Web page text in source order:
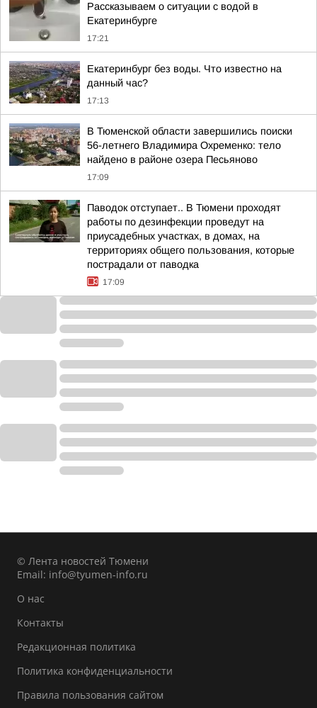
Рассказываем о ситуации с водой в
Екатеринбурге
17:21
Екатеринбург без воды. Что известно на
данный час?
17:13
В Тюменской области завершились поиски
56-летнего Владимира Охременко: тело
найдено в районе озера Песьяново
17:09
Паводок отступает.. В Тюмени проходят
работы по дезинфекции проведут на
приусадебных участках, в домах, на
территориях общего пользования, которые
пострадали от паводка
17:09
© Лента новостей Тюмени
Email: info@tyumen-info.ru
О нас
Контакты
Редакционная политика
Политика конфиденциальности
Правила пользования сайтом